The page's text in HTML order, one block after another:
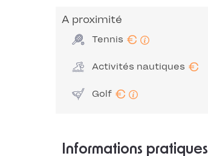
A proximité
Tennis €
Activités nautiques €
Golf €
Informations pratiques